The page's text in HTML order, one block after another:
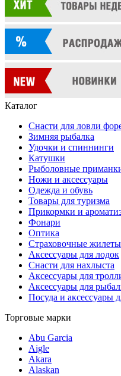
Каталог
Снасти для ловли
Зимняя рыбалка
Удочки и спиннинги
Катушки
Рыболовные
Ножи и аксессуары
Одежда и обувь
Товары для туризма
Прикормки и
Фонари
Оптика
Страховочные жилеты
Аксессуары для лодок
Снасти для нахлыста
Аксессуары для
Аксессуары для
Посуда и аксессуары
Торговые марки
Abu Garcia
Aigle
Akara
Alaskan